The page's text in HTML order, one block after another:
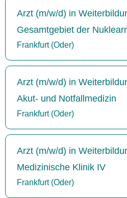
Arzt (m/w/d) in
Gesamtgebiet der
Frankfurt (Oder)
Arzt (m/w/d) in
Akut- und Notfallmedizin
Frankfurt (Oder)
Arzt (m/w/d) in
Medizinische Klinik IV
Frankfurt (Oder)